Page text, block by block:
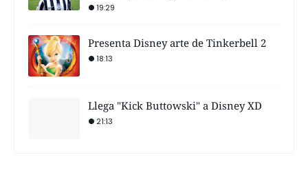
19:29
Presenta Disney arte de Tinkerbell 2
18:13
Llega "Kick Buttowski" a Disney XD
21:13